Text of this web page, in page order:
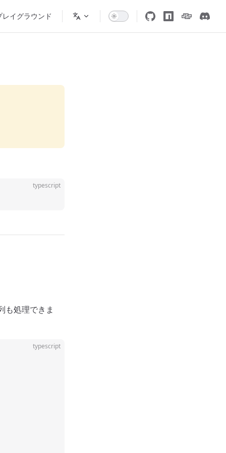
レイグラウンド
typescript
も処理できま
typescript